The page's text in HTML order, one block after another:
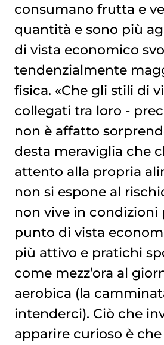
consumano frutta e
quantità e sono più
di vista economico
tendenzialmente
fisica. «Che gli stili di
collegati tra loro -
non è affatto
desta meraviglia che
attento alla propria
non si espone al
non vive in condizioni
punto di vista
più attivo e pratichi
come mezz’ora al
aerobica (la
intenderci). Ciò che
apparire curioso è